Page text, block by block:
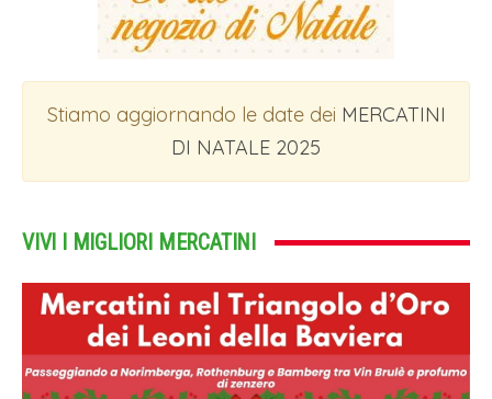
Stiamo aggiornando le date dei MERCATINI
DI NATALE 2025
VIVI I MIGLIORI MERCATINI